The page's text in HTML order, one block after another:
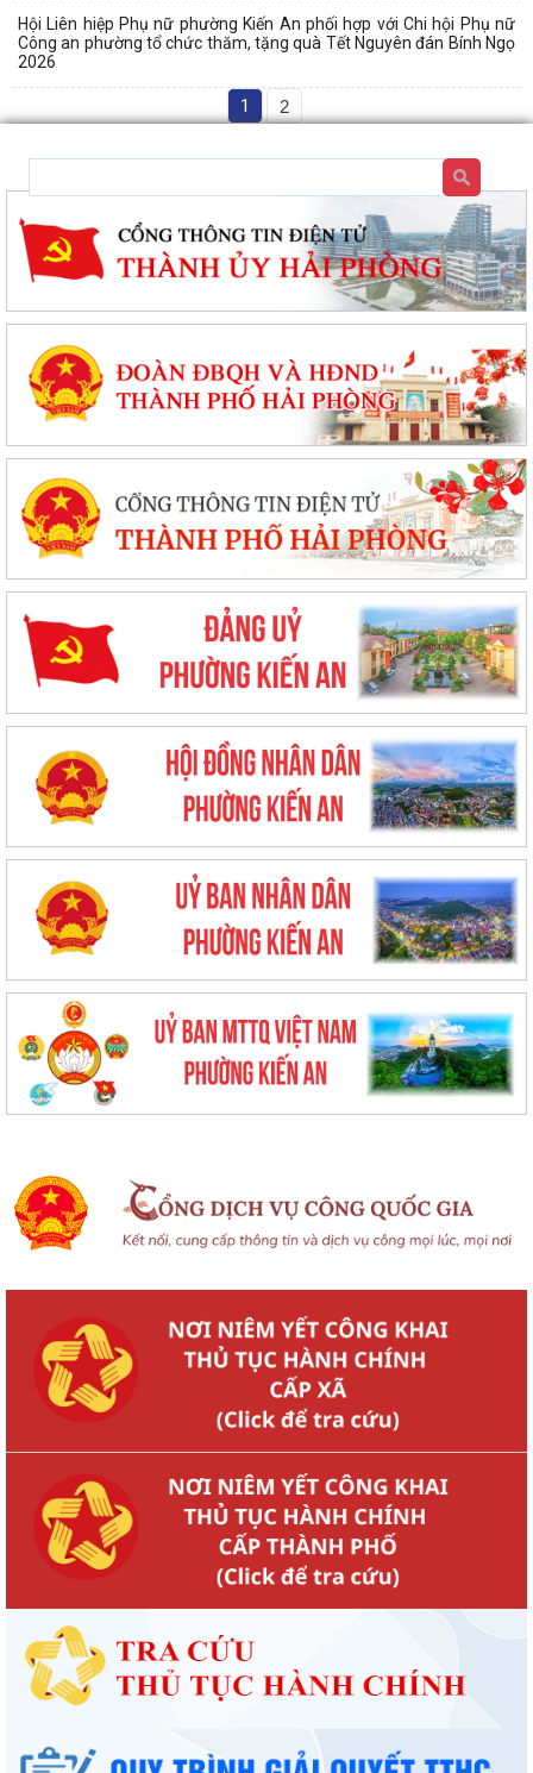
Hội Liên hiệp Phụ nữ phường Kiến An phối hợp với Chi hội Phụ nữ
Công an phường tổ chức thăm, tặng quà Tết Nguyên đán Bính Ngọ
2026
1 2
UBND phường triển khai công tác khám sức khoẻ định kỳ, khám sàng
lọc miễn phí cho người dân trên...
Ban đại diện Hội đồng quản trị Ngân hàng Chính sách xã hội phường
Kiến An tổ chức phiên họp giao...
TỪ NGÀY 08/8/2026: NHIỀU THỦ TỤC HÀNH CHÍNH TRỰC TUYẾN TẠI
THÀNH PHỐ HẢI PHÒNG ĐƯỢC THU PHÍ, LỆ PHÍ...
Chi bộ trường Tiểu học Quang Trung kết nạp Đảng viên mới
Tổ Đại biểu số 05 HĐND thành phố tiếp xúc cử tri sau Kỳ họp thường lệ
Hội nghị tập huấn công tác Đoàn và phong trào thanh thiếu nhi năm
2026
Công văn số: 20/CV-TYT của Trạm y tế phường v/v công khai số điện
thoại đường dây nóng tiếp nhận...
phi truyền thống năm 2026
Công văn số 3357/UBND-KT ngày 28/7/2026 của UBND phường v/v
Kế hoạch số 265/KH-UBND ngày 3/8/2026 của UBND phường về triển
khai thực hiện Kế hoạch số...
UBND phường làm việc với các hộ dân đang sử dụng đất của UBND
phường tại tổ dân phố Lãm Khê (giáp...
TIẾN ĐỘ ĐO ĐẠC, LẬP BẢN ĐỒ ĐỊA CHÍNH, LẬP...
Khai mạc huấn luyện Dân quân tự vệ tại chỗ năm 2026
Thông báo số 1298/TB-UBND ngày 31/7/2026 về việc công bố kế
hoạch, danh mục khu đất thực hiện đấu...
Thông báo số 1298/TB-UBND ngày 31/7/2026 của UBND phường về
việc công bố kế hoạch, danh mục khu đất...